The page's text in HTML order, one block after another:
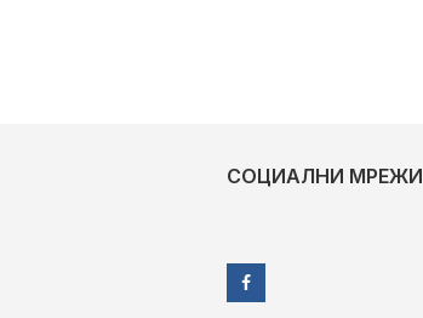
СОЦИАЛНИ МРЕЖИ